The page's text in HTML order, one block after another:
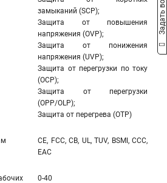
замыканий (SCP);
Защита от повышения
напряжения (OVP);
Защита от понижения
напряжения (UVP);
Защита от перегрузки по току
(OCP);
Защита от перегрузки
(OPP/OLP);
Защита от перегрева (OTP)
CE, FCC, CB, UL, TUV, BSMI, CCC,
EAC
0-40